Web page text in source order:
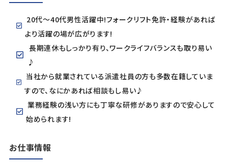
20代～40代男性活躍中!フォークリフト免許・経験があれば
より活躍の場が広がります!
長期連休もしっかり有り、ワークライフバランスも取り易い
♪
当社から就業されている派遣社員の方も多数在籍していま
すので、なにかあれば相談もし易い♪
業務経験の浅い方にも丁寧な研修がありますので安心して
始められます!
お仕事情報